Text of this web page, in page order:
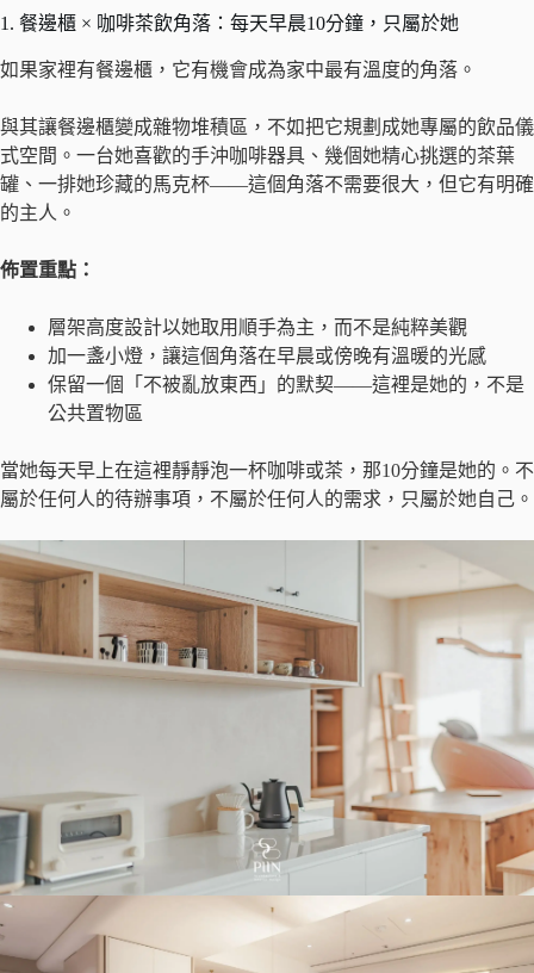
1. 餐邊櫃 × 咖啡茶飲角落：每天早晨10分鐘，只屬於她
如果家裡有餐邊櫃，它有機會成為家中最有溫度的角落。
與其讓餐邊櫃變成雜物堆積區，不如把它規劃成她專屬的飲品儀
式空間。一台她喜歡的手沖咖啡器具、幾個她精心挑選的茶葉
罐、一排她珍藏的馬克杯——這個角落不需要很大，但它有明確
的主人。
佈置重點：
層架高度設計以她取用順手為主，而不是純粹美觀
加一盞小燈，讓這個角落在早晨或傍晚有溫暖的光感
保留一個「不被亂放東西」的默契——這裡是她的，不是
公共置物區
當她每天早上在這裡靜靜泡一杯咖啡或茶，那10分鐘是她的。不
屬於任何人的待辦事項，不屬於任何人的需求，只屬於她自己。